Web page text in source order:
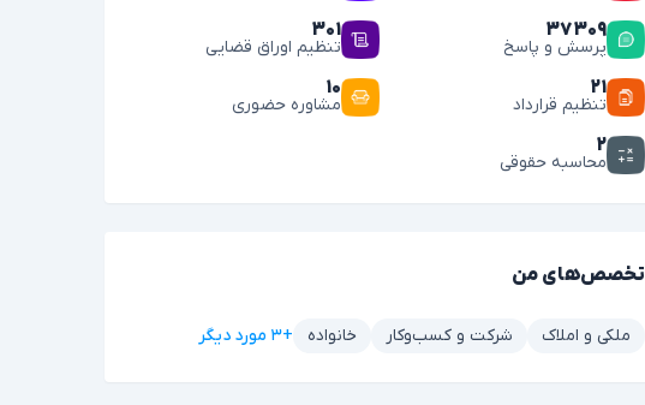
۳۷۳۰۹
پرسش و پاسخ
۳۰۱
تنظیم اوراق قضایی
۲۱
تنظیم قرارداد
۱۰
مشاوره حضوری
۲
محاسبه حقوقی
تخصص‌های من
ملکی و املاک شرکت و کسب‌وکار خانواده +۳ مورد دیگر